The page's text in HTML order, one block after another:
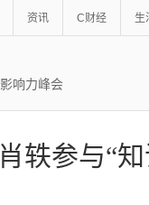
资讯 C财经 生
影响力峰会
肖轶参与“